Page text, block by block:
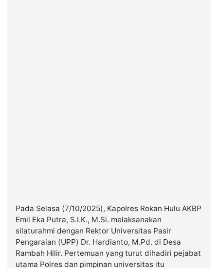
Pada Selasa (7/10/2025), Kapolres Rokan Hulu AKBP
Emil Eka Putra, S.I.K., M.Si. melaksanakan
silaturahmi dengan Rektor Universitas Pasir
Pengaraian (UPP) Dr. Hardianto, M.Pd. di Desa
Rambah Hilir. Pertemuan yang turut dihadiri pejabat
utama Polres dan pimpinan universitas itu